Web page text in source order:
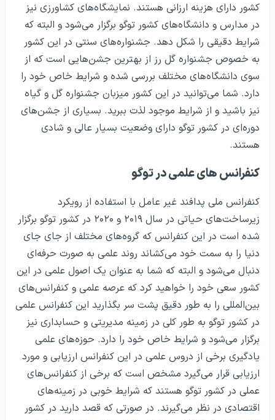
کشور دارای هزینه ارزانی هستند. نمایشگاه‌های کشاورزی نیز
در مدارس و دانشگاه‌های کشور توگو برگزار می‌شود و البته که
شرایط دقیقی را شکل دهد. جشنواره‌های سنتی در این کشور
به خصوص جشنواره گل رز از بهترین جشن‌هایی است که از
سوی دانشگاه‌های مختلف بررسی شده و شرایط خاص خود را
دارد. شما می‌توانید در این کشور میزبان جشنواره گل و گیاه
نیز باشید و از شرایط موجود لذت ببرید. بسیاری از جشن‌های
دوره‌ای در کشور توگو دارای وضعیت بسیار عالی و شادی
هستند.
کنفرانس های علمی در توگو
کنفرانس ملی پدافند غیر عامل با استفاده از رویکرد
زیرساخت‌های حیاتی در سال ۲۰۱۹ و ۲۰۲۰ در کشور توگو برگزار
شده است در این کنفرانس که گروه‌های مختلف از جای جای
دنیا را به سمت خود می‌کشاند روند علمی به صورت حرفه‌ای
دنبال می‌شود و البته که شما به عنوان یک اصول علمی در این
کشور سعی خود را خواهید کرد که عرصه علمی و کنفرانس‌های
بین‌المللی را به طور دقیق پشت سر بگذارید این کنفرانس علمی
در کشور توگو به طور کلی در زمینه مدیریتی و حسابداری نیز
برگزار می‌شود و شرایط خاص خود را دارد. حوزه‌های علمی
یادگیری برخی از دروس علمی در این کنفرانس ارزیابی و مورد
ارزیابی قرار می‌گیرد مشخص است که برخی از کنفرانس‌های
عملی در کشور توگو هستند که شرایط خوبی در زمینه‌های
اقتصادی در نظر می‌گیرند. در صورتی که قصد دارید در کشور